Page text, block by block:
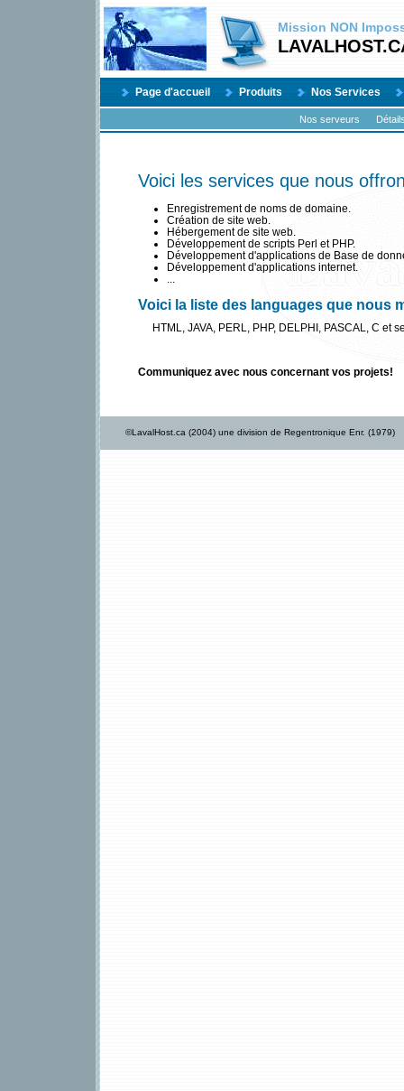
Mission NON
Page d'accueil Produits Nos Services
Nos serveurs
Voici les services que nous
Enregistrement de noms de domaine.
Création de site web.
Hébergement de site web.
Développement de scripts Perl et PHP.
Développement d'applications de Base de
Développement d'applications internet.
...
Voici la liste des languages que nous
HTML, JAVA, PERL, PHP, DELPHI, PASCAL, C
Communiquez avec nous concernant vos projets!
©LavalHost.ca (2004) une division de Regentronique Enr. (1979)